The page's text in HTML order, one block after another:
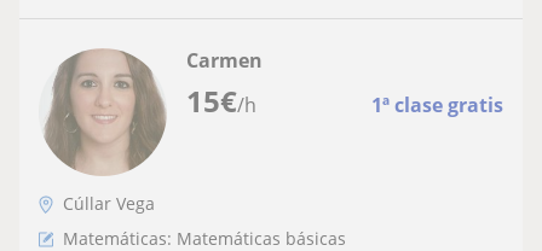
15€/h 1ª clase gratis
Carmen
Cúllar Vega
Matemáticas: Matemáticas básicas